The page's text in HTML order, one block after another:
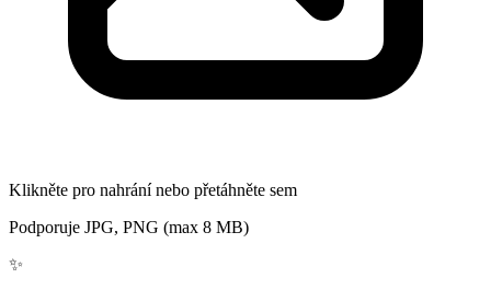
Klikněte pro nahrání nebo přetáhněte sem
Podporuje JPG, PNG (max 8 MB)
✨